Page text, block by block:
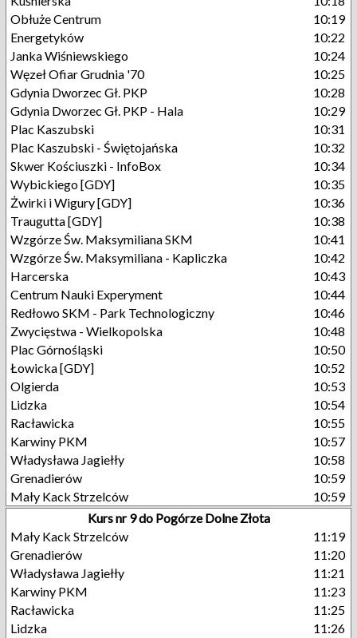
Obłuże Centrum
10:19
Energetyków
10:22
Janka Wiśniewskiego
10:24
Węzeł Ofiar Grudnia '70
10:25
Gdynia Dworzec Gł. PKP
10:28
Gdynia Dworzec Gł. PKP - Hala
10:29
Plac Kaszubski
10:31
Plac Kaszubski - Świętojańska
10:32
Skwer Kościuszki - InfoBox
10:34
Wybickiego [GDY]
10:35
Żwirki i Wigury [GDY]
10:36
Traugutta [GDY]
10:38
Wzgórze Św. Maksymiliana SKM
10:41
Wzgórze Św. Maksymiliana - Kapliczka
10:42
Harcerska
10:43
Centrum Nauki Experyment
10:44
Redłowo SKM - Park Technologiczny
10:46
Zwycięstwa - Wielkopolska
10:48
Plac Górnośląski
10:50
Łowicka [GDY]
10:52
Olgierda
10:53
Lidzka
10:54
Racławicka
10:55
Karwiny PKM
10:57
Władysława Jagiełły
10:58
Grenadierów
10:59
Mały Kack Strzelców
10:59
Kurs nr 9 do Pogórze Dolne Złota
Mały Kack Strzelców
11:19
Grenadierów
11:20
Władysława Jagiełły
11:21
Karwiny PKM
11:23
Racławicka
11:25
Lidzka
11:26